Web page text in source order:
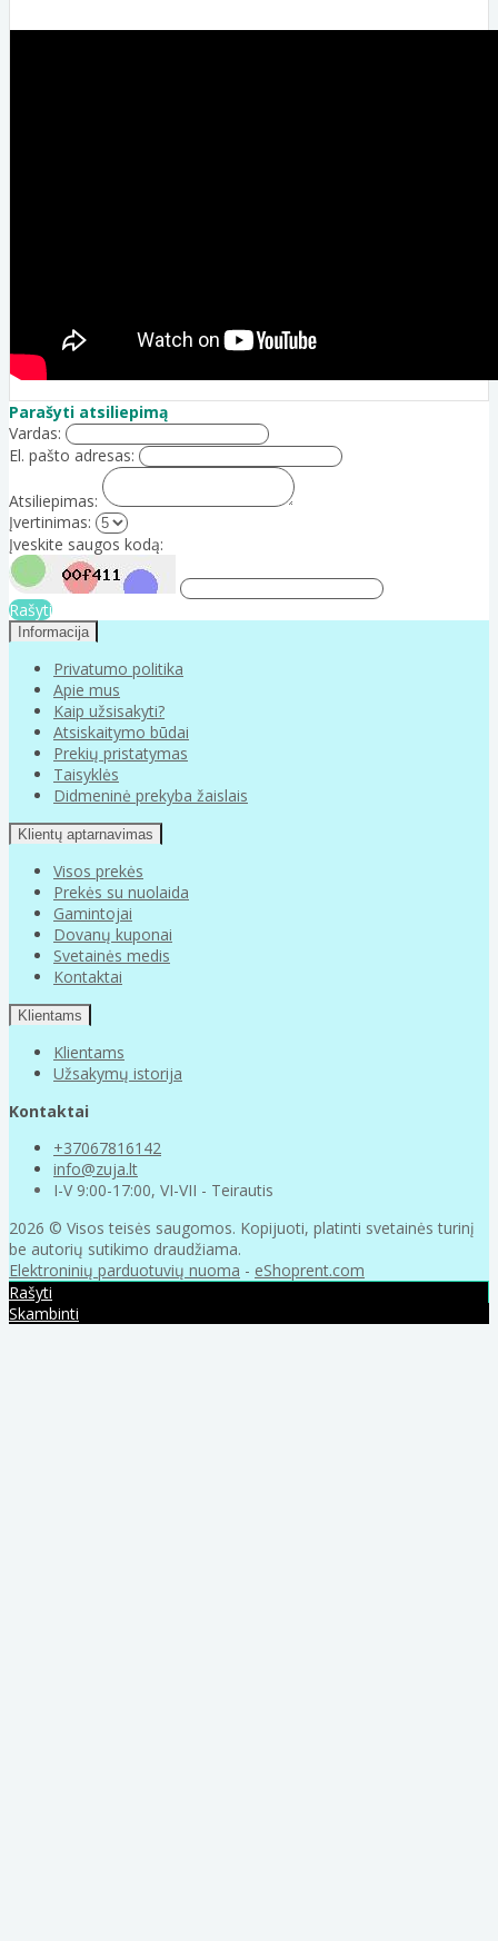
Parašyti atsiliepimą
Vardas:
El. pašto adresas:
Atsiliepimas:
Įvertinimas:
Įveskite saugos kodą:
Rašyti
Informacija
Privatumo politika
Apie mus
Kaip užsisakyti?
Atsiskaitymo būdai
Prekių pristatymas
Taisyklės
Didmeninė prekyba žaislais
Klientų aptarnavimas
Visos prekės
Prekės su nuolaida
Gamintojai
Dovanų kuponai
Svetainės medis
Kontaktai
Klientams
Klientams
Užsakymų istorija
Kontaktai
+37067816142
info@zuja.lt
I-V 9:00-17:00, VI-VII - Teirautis
2026 © Visos teisės saugomos. Kopijuoti, platinti svetainės turinį
be autorių sutikimo draudžiama.
Elektroninių parduotuvių nuoma - eShoprent.com
Rašyti
Skambinti